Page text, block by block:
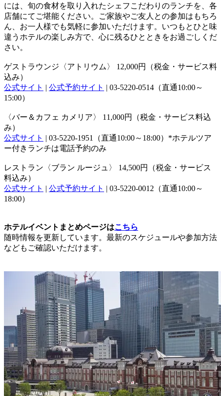
には、旬の食材を取り入れたシェフこだわりのランチを、各
店舗にてご堪能ください。ご家族やご友人との参加はもちろ
ん、お一人様でも気軽に参加いただけます。いつもとひと味
違うホテルの楽しみ方で、心に残るひとときをお過ごしくだ
さい。
ゲストラウンジ〈アトリウム〉 12,000円（税金・サービス料
込み）
公式サイト | 公式予約サイト | 03-5220-0514（直通10:00～
15:00）
〈バー＆カフェ カメリア〉 11,000円（税金・サービス料込
み）
公式サイト | 03-5220-1951（直通10:00～18:00）*ホテルツア
ー付きランチは電話予約のみ
レストラン〈ブラン ルージュ〉 14,500円（税金・サービス
料込み）
公式サイト | 公式予約サイト | 03-5220-0012（直通10:00～
18:00）
ホテルイベントまとめページはこちら
随時情報を更新しています。最新のスケジュールや参加方法
などもご確認いただけます。